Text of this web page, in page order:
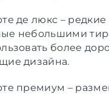
де люкс –
небольшими
более
дизайна.
премиум –